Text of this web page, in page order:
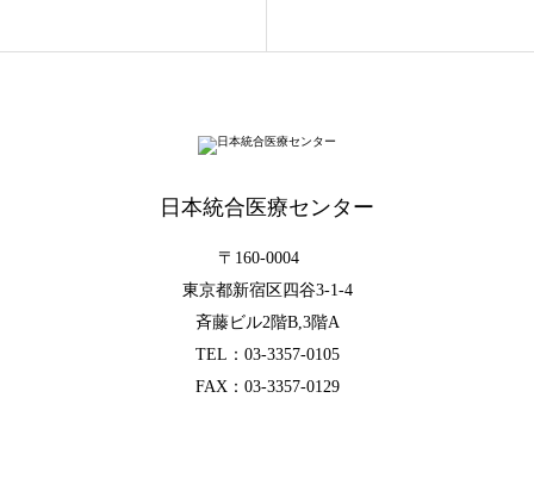
日本統合医療センター
〒160-0004
東京都新宿区四谷3-1-4
斉藤ビル2階B,3階A
TEL： 03-3357-0105
FAX：03-3357-0129